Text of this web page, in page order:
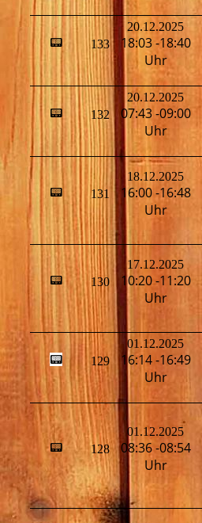
📟 133
20.12.2025
18:03 -18:40
Uhr
📟 132
20.12.2025
07:43 -09:00
Uhr
📟 131
18.12.2025
16:00 -16:48
Uhr
📟 130
17.12.2025
10:20 -11:20
Uhr
📟 129
01.12.2025
16:14 -16:49
Uhr
📟 128
01.12.2025
08:36 -08:54
Uhr